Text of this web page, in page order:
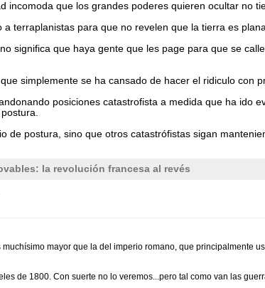
incomoda que los grandes poderes quieren ocultar no
terraplanistas para que no revelen que la tierra es
significa que haya gente que les page para que se
simplemente se ha cansado de hacer el ridiculo con
posiciones catastrofista a medida que ha ido
de postura, sino que otros catastrófistas sigan
la revolución francesa al revés
mayor que la del imperio romano, que principalmente
de 1800. Con suerte no lo veremos...pero tal como van las